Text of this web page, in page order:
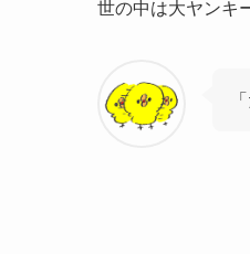
世の中は大ヤンキ